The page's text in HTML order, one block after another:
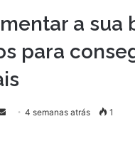
a sua
para
Mande4 semanas atrás 1